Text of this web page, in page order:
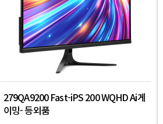
279QA9200 Fast-iPS 200 WQHD Ai게
이밍- 등외품